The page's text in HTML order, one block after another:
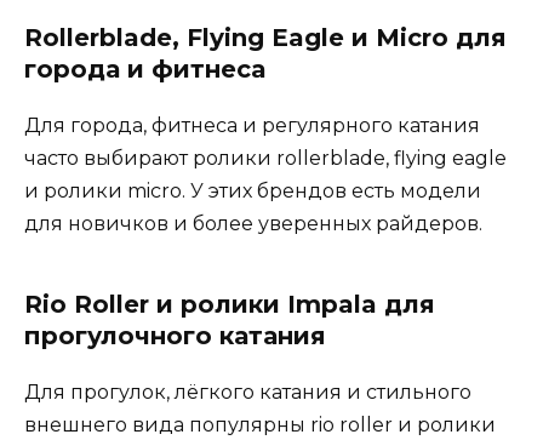
Rollerblade, Flying Eagle и Micro для
города и фитнеса
Для города, фитнеса и регулярного катания
часто выбирают ролики rollerblade, flying eagle
и ролики micro. У этих брендов есть модели
для новичков и более уверенных райдеров.
Rio Roller и ролики Impala для
прогулочного катания
Для прогулок, лёгкого катания и стильного
внешнего вида популярны rio roller и ролики